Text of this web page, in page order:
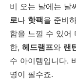
비 오는 날에는 날
로나 핫팩을 준비
함을 느낄 수 있어
한, 헤드램프와 랜
수 아이템입니다.
명이 필수죠.